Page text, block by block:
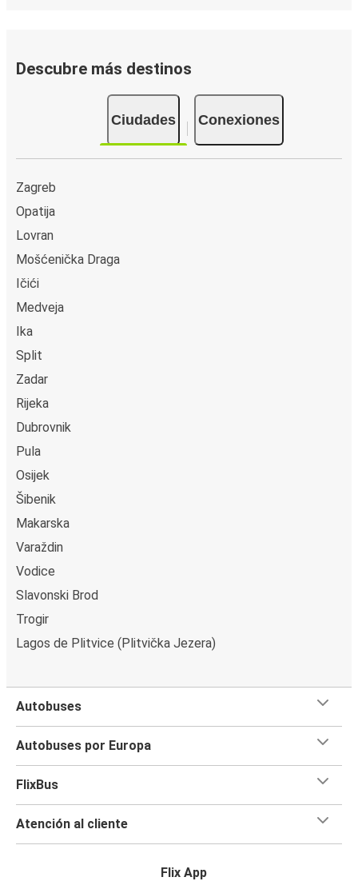
Descubre más destinos
Ciudades Conexiones
Zagreb
Opatija
Lovran
Mošćenička Draga
Ičići
Medveja
Ika
Split
Zadar
Rijeka
Dubrovnik
Pula
Osijek
Šibenik
Makarska
Varaždin
Vodice
Slavonski Brod
Trogir
Lagos de Plitvice (Plitvička Jezera)
Autobuses
Autobuses por Europa
FlixBus
Atención al cliente
Flix App